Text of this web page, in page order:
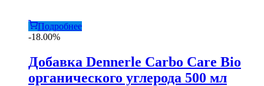
Подробнее
-18.00%
Добавка Dennerle Carbo Care Bio
органического углерода 500 мл